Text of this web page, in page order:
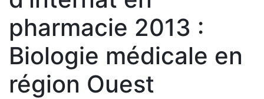
pharmacie 2013 :
Biologie médicale en
région Ouest